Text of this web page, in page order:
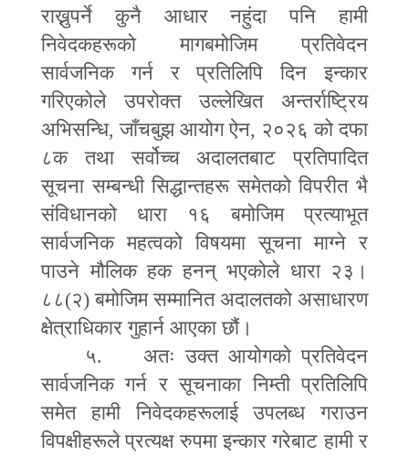
राख्नुपर्ने कुनै आधार नहुंदा पनि हामी
निवेदकहरूको मागबमोजिम प्रतिवेदन
सार्वजनिक गर्न र प्रतिलिपि दिन इन्कार
गरिएकोले उपरोक्त उल्लेखित अन्तर्राष्ट्रिय
अभिसन्धि,जाँचबुझ आयोग ऐन, २०२६ को दफा
८क तथा सर्वोच्च अदालतबाट प्रतिपादित
सूचना सम्बन्धी सिद्धान्तहरू समेतको विपरीत भै
संविधानको धारा १६ बमोजिम प्रत्याभूत
सार्वजनिक महत्वको विषयमा सूचना माग्ने र
पाउने मौलिक हक हनन् भएकोले धारा २३।
८८(२) बमोजिम सम्मानित अदालतको असाधारण
क्षेत्राधिकार गुहार्न आएका छौं।
५. अतः उक्त आयोगको प्रतिवेदन
सार्वजनिक गर्न र सूचनाका निम्ती प्रतिलिपि
समेत हामी निवेदकहरूलाई उपलब्ध गराउन
विपक्षीहरूले प्रत्यक्ष रुपमा इन्कार गरेबाट हामी र